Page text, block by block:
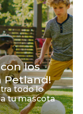
los
Petland!
todo lo
tu mascota